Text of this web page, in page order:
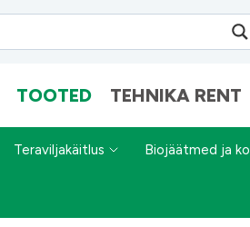
TOOTED TEHNIKA RENT
Teraviljakäitlus Biojäätmed ja